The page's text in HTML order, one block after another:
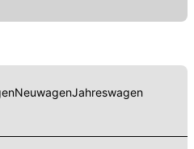
NeuwagenJahreswagen